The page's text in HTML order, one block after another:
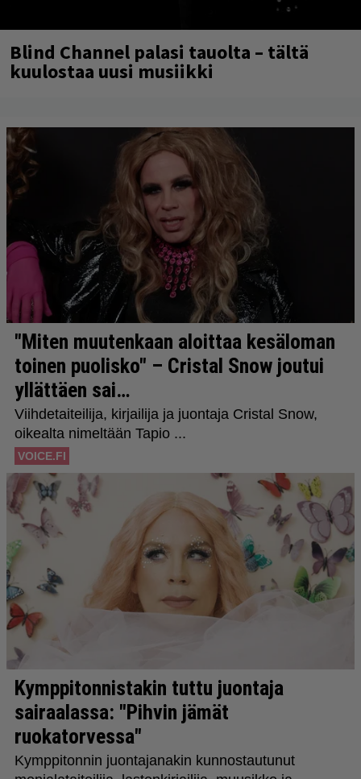
Blind Channel palasi tauolta – tältä
kuulostaa uusi musiikki